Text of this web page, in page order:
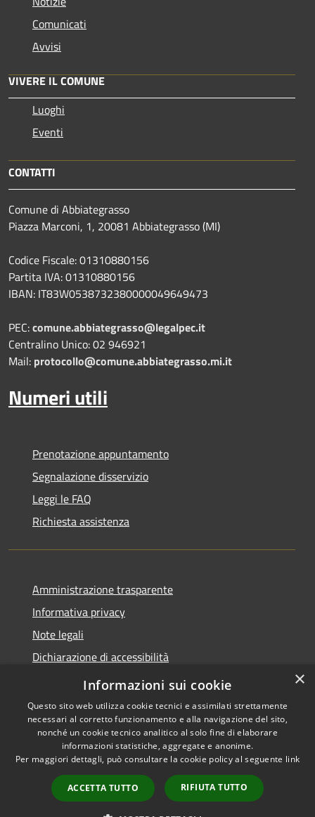
Comunicati
Avvisi
VIVERE IL COMUNE
Luoghi
Eventi
CONTATTI
Comune di Abbiategrasso
Piazza Marconi, 1, 20081 Abbiategrasso (MI)
Codice Fiscale: 01310880156
Partita IVA: 01310880156
IBAN: IT83W0538732380000049649473
PEC:comune.abbiategrasso@legalpec.it
Centralino Unico: 02 946921
Mail: protocollo@comune.abbiategrasso.mi.it
Numeri utili
Prenotazione appuntamento
Segnalazione disservizio
Leggi le FAQ
Richiesta assistenza
Amministrazione trasparente
Informativa privacy
Note legali
Dichiarazione di accessibilità
Whistleblowing
Accessibilità
Copyright © 2026 • Comune di
Abbiategrasso • Powered by
Municipium•
Accesso
redazione
×
Informazioni sui cookie
Questo sito web utilizza cookie tecnici e assimilati strettamente
necessari al corretto funzionamento e alla navigazione del sito,
nonché un cookie tecnico analitico al solo fine di elaborare
informazioni statistiche, aggregate e anonime.
Per maggiori dettagli, può consultare la cookie policy al seguente link
ACCETTA TUTTO RIFIUTA TUTTO